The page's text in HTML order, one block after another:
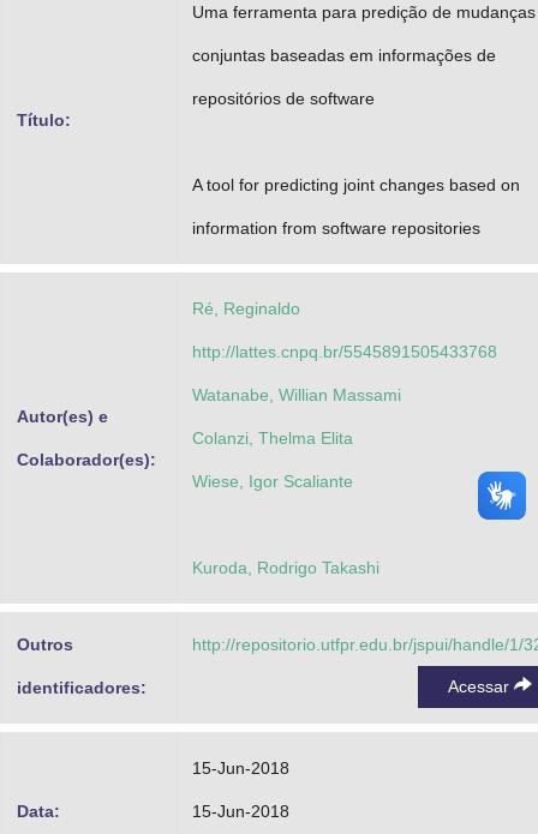
Título:
Uma ferramenta para predição de mudanças
conjuntas baseadas em informações de
repositórios de software
A tool for predicting joint changes based on
information from software repositories
Autor(es) e
Colaborador(es):
Ré, Reginaldo
http://lattes.cnpq.br/5545891505433768
Watanabe, Willian Massami
Colanzi, Thelma Elita
Wiese, Igor Scaliante
Kuroda, Rodrigo Takashi
Outros
identificadores:
http://repositorio.utfpr.edu.br/jspui/handle/1/
Acessar
Data:
15-Jun-2018
15-Jun-2018